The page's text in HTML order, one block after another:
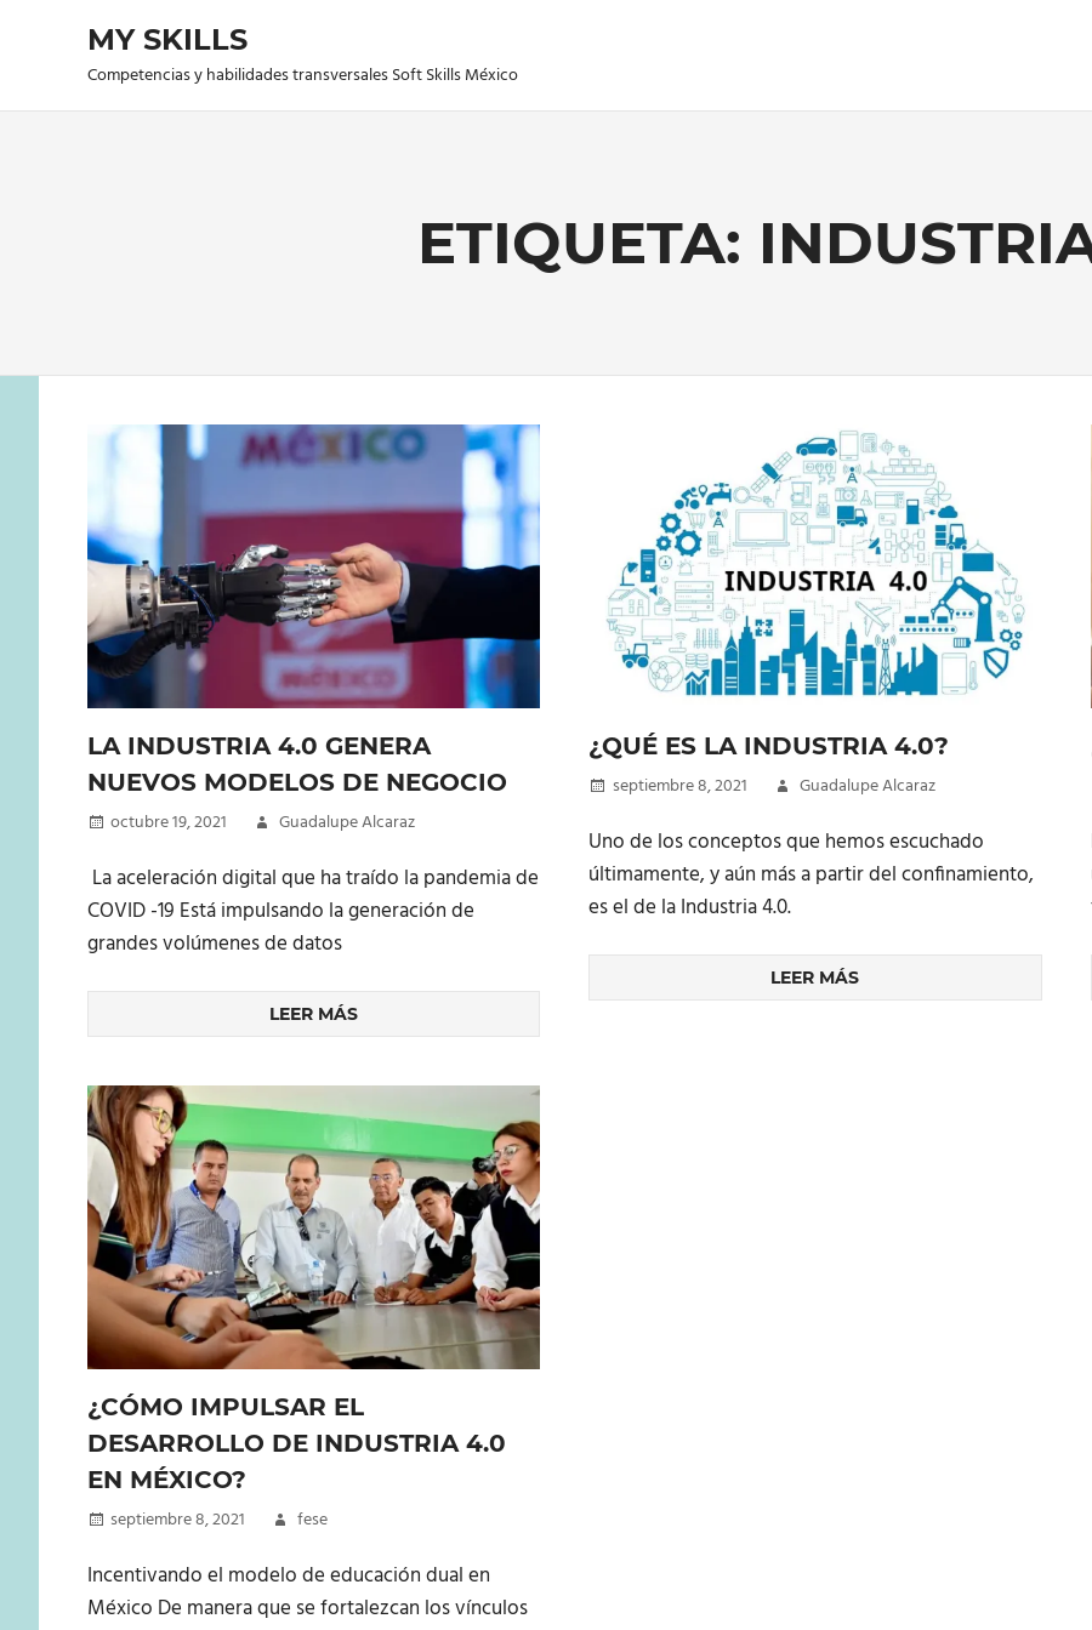
MY SKILLS
Competencias y habilidades transversales Soft Skills México
ETIQUETA:
LA INDUSTRIA 4.0 GENERA
NUEVOS MODELOS DE NEGOCIO
octubre 19, 2021 Guadalupe Alcaraz
La aceleración digital que ha traído la pandemia de
COVID -19 Está impulsando la generación de
grandes volúmenes de datos
LEER MÁS
¿QUÉ ES LA INDUSTRIA 4.0?
septiembre 8, 2021 Guadalupe Alcaraz
Uno de los conceptos que hemos escuchado
últimamente, y aún más a partir del confinamiento,
es el de la Industria 4.0.
LEER MÁS
¿CÓMO IMPULSAR EL
DESARROLLO DE INDUSTRIA 4.0
EN MÉXICO?
septiembre 8, 2021 fese
Incentivando el modelo de educación dual en
México De manera que se fortalezcan los vínculos